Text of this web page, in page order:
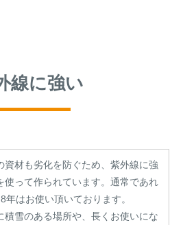
線に強い
資材も劣化を防ぐため、紫外線に強
使って作られています。通常であれ
年はお使い頂いております。
雪のある場所や、長くお使いにな